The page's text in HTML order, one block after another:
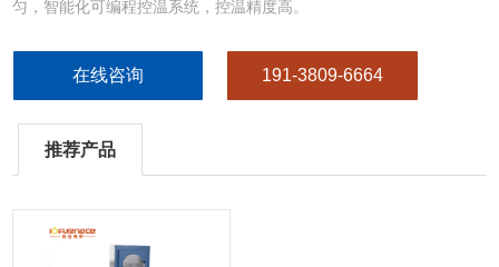
匀，智能化可编程控温系统，控温精度高。
在线咨询 191-3809-6664
推荐产品